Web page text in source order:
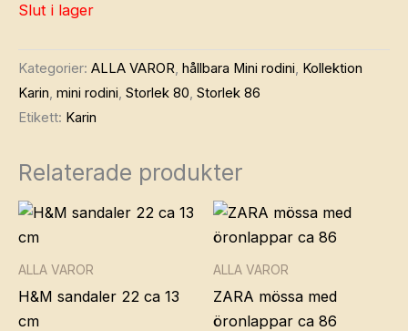
Slut i lager
Kategorier: ALLA VAROR, hållbara Mini rodini, Kollektion
Karin, mini rodini, Storlek 80, Storlek 86
Etikett: Karin
Relaterade produkter
ALLA VAROR
H&M sandaler 22 ca 13
cm
ALLA VAROR
ZARA mössa med
öronlappar ca 86